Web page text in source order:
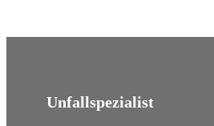
Unfallspezialist